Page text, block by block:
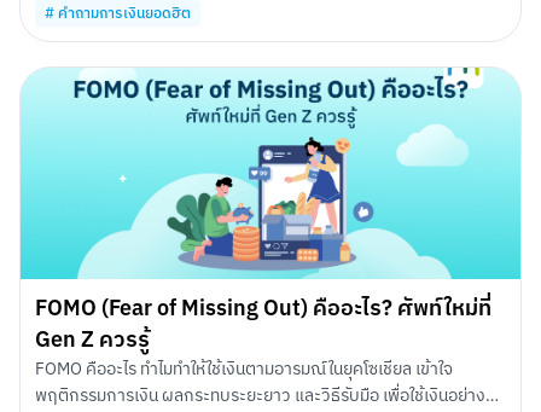
Scan to Download
#คำถามการเงินยอดฮิต
FOMO (Fear of Missing Out) คืออะไร? ศัพท์ใหม่ที่
Gen Z ควรรู้
FOMO คืออะไร ทำไมทำให้ใช้เงินตามอารมณ์ในยุคโซเชียล เข้าใจ
พฤติกรรมการเงิน ผลกระทบระยะยาว และวิธีรับมือ เพื่อใช้เงินอย่างมี